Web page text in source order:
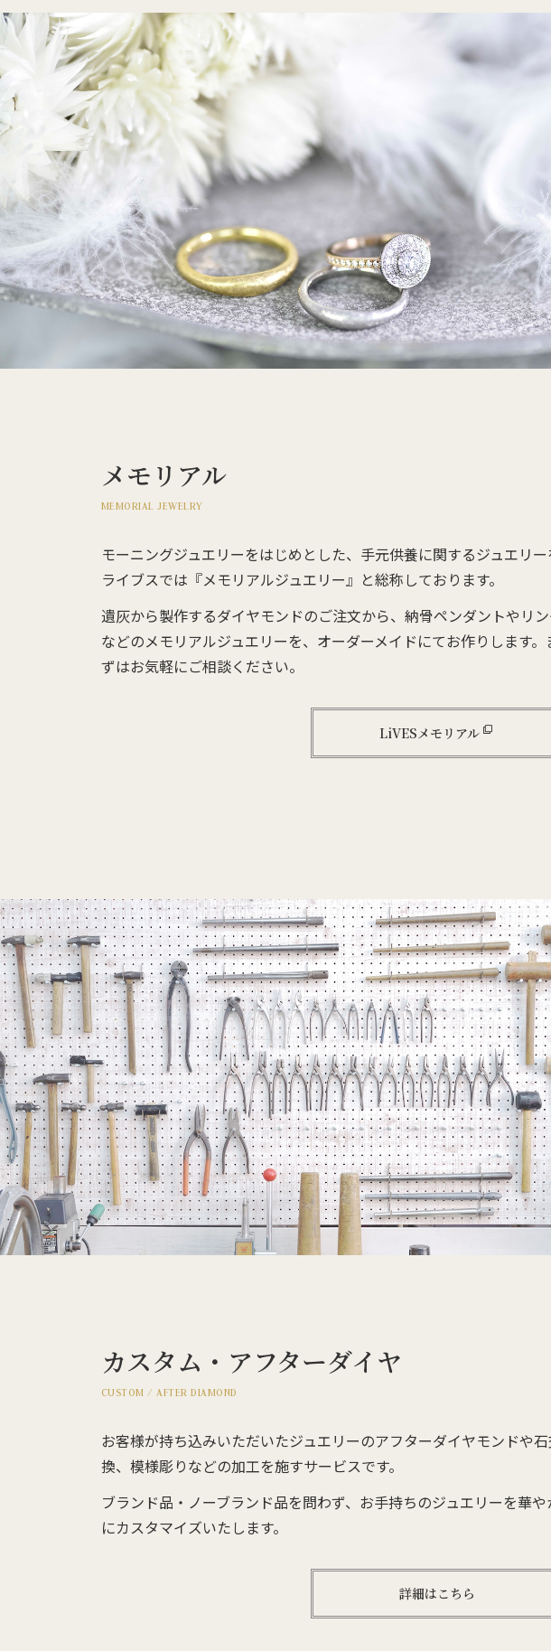
メモリアル
MEMORIAL JEWELRY
モーニングジュエリーをはじめとした、手元供養に関するジュエリー
ライブスでは『メモリアルジュエリー』と総称しております。
遺灰から製作するダイヤモンドのご注文から、納骨ペンダントやリ
などのメモリアルジュエリーを、オーダーメイドにてお作りします。
ずはお気軽にご相談ください。
LiVESメモリアル
カスタム・アフターダイヤ
CUSTOM / AFTER DIAMOND
お客様が持ち込みいただいたジュエリーのアフターダイヤモンドや
換、模様彫りなどの加工を施すサービスです。
ブランド品・ノーブランド品を問わず、お手持ちのジュエリーを華や
にカスタマイズいたします。
詳細はこちら